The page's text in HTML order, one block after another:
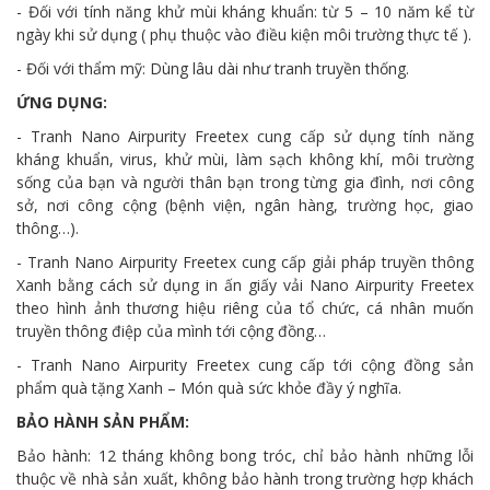
- Đối với tính năng khử mùi kháng khuẩn: từ 5 – 10 năm kể từ
ngày khi sử dụng ( phụ thuộc vào điều kiện môi trường thực tế ).
- Đối với thẩm mỹ: Dùng lâu dài như tranh truyền thống.
ỨNG DỤNG:
- Tranh Nano Airpurity Freetex cung cấp sử dụng tính năng
kháng khuẩn, virus, khử mùi, làm sạch không khí, môi trường
sống của bạn và người thân bạn trong từng gia đình, nơi công
sở, nơi công cộng (bệnh viện, ngân hàng, trường học, giao
thông…).
- Tranh Nano Airpurity Freetex cung cấp giải pháp truyền thông
Xanh bằng cách sử dụng in ấn giấy vải Nano Airpurity Freetex
theo hình ảnh thương hiệu riêng của tổ chức, cá nhân muốn
truyền thông điệp của mình tới cộng đồng…
- Tranh Nano Airpurity Freetex cung cấp tới cộng đồng sản
phẩm quà tặng Xanh – Món quà sức khỏe đầy ý nghĩa.
BẢO HÀNH SẢN PHẨM:
Bảo hành: 12 tháng không bong tróc, chỉ bảo hành những lỗi
thuộc về nhà sản xuất, không bảo hành trong trường hợp khách